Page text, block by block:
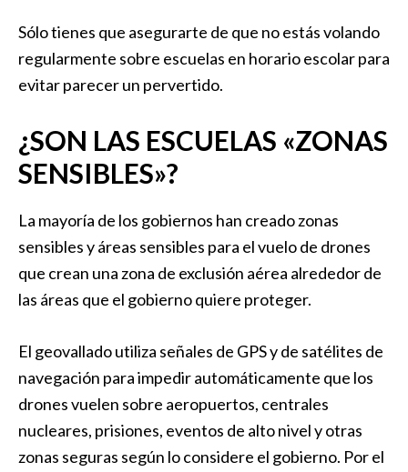
Sólo tienes que asegurarte de que no estás volando
regularmente sobre escuelas en horario escolar para
evitar parecer un pervertido.
¿SON LAS ESCUELAS «ZONAS
SENSIBLES»?
La mayoría de los gobiernos han creado zonas
sensibles y áreas sensibles para el vuelo de drones
que crean una zona de exclusión aérea alrededor de
las áreas que el gobierno quiere proteger.
El geovallado utiliza señales de GPS y de satélites de
navegación para impedir automáticamente que los
drones vuelen sobre aeropuertos, centrales
nucleares, prisiones, eventos de alto nivel y otras
zonas seguras según lo considere el gobierno. Por el